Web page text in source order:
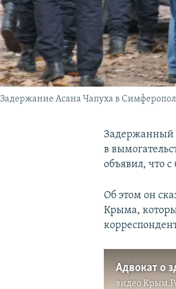
Задержание Асана Чапуха в
Задержанный
в
объявил, что с
Об этом он
Крыма,
Адвокат о
видео